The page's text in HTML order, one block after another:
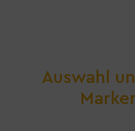
Auswahl